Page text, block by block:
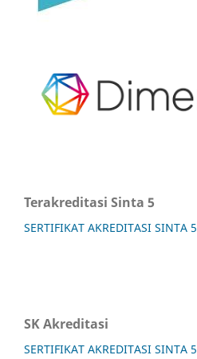
Terakreditasi Sinta 5
SERTIFIKAT AKREDITASI SINTA 5
SK Akreditasi
SERTIFIKAT AKREDITASI SINTA 5